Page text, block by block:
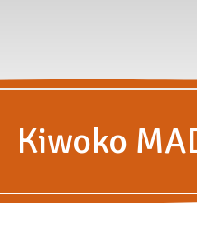
Kiwoko